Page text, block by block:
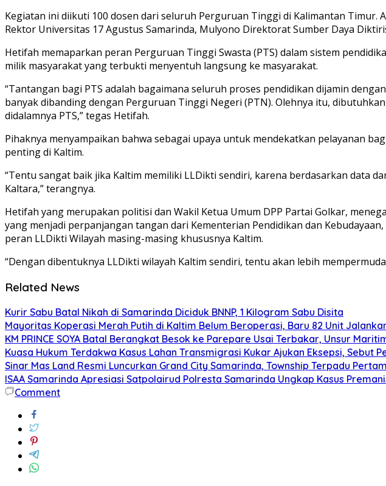
Kegiatan ini diikuti 100 dosen dari seluruh Perguruan Tinggi di Kalimantan Timur.
Rektor Universitas 17 Agustus Samarinda, Mulyono Direktorat Sumber Daya
Hetifah memaparkan peran Perguruan Tinggi Swasta (PTS) dalam sistem
milik masyarakat yang terbukti menyentuh langsung ke masyarakat.
“Tantangan bagi PTS adalah bagaimana seluruh proses pendidikan dijamin
banyak dibanding dengan Perguruan Tinggi Negeri (PTN). Olehnya itu,
didalamnya PTS,” tegas Hetifah.
Pihaknya menyampaikan bahwa sebagai upaya untuk mendekatkan pelayanan
penting di Kaltim.
“Tentu sangat baik jika Kaltim memiliki LLDikti sendiri, karena berdasarkan data
Kaltara,” terangnya.
Hetifah yang merupakan politisi dan Wakil Ketua Umum DPP Partai Golkar,
yang menjadi perpanjangan tangan dari Kementerian Pendidikan dan
peran LLDikti Wilayah masing-masing khususnya Kaltim.
“Dengan dibentuknya LLDikti wilayah Kaltim sendiri, tentu akan lebih
Related News
Kurir Sabu Batal Nikah di Samarinda Diciduk BNNP, 1 Kilogram Sabu Disita
Mayoritas Koperasi Merah Putih di Kaltim Belum Beroperasi, Baru 82 Unit
KM PRINCE SOYA Batal Berangkat Besok ke Parepare Usai Terbakar, Unsur
Kuasa Hukum Terdakwa Kasus Lahan Transmigrasi Kukar Ajukan Eksepsi, Sebut
Sinar Mas Land Resmi Luncurkan Grand City Samarinda, Township Terpadu
ISAA Samarinda Apresiasi Satpolairud Polresta Samarinda Ungkap Kasus
Comment